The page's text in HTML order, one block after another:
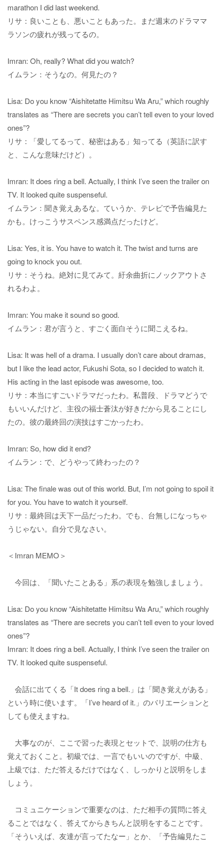
marathon I did last weekend.
リサ：良いことも、悪いこともあった。まだ週末のドラママ
ラソンの疲れが残ってるの。
Imran: Oh, really? What did you watch?
イムラン：そうなの。何見たの？
Lisa: Do you know “Aishitetatte Himitsu Wa Aru,” which roughly
translates as “There are secrets you can’t tell even to your loved
ones”?
リサ：「愛してるって、秘密はある」知ってる（英語に訳す
と、こんな意味だけど）。
Imran: It does ring a bell. Actually, I think I’ve seen the trailer on
TV. It looked quite suspenseful.
イムラン：聞き覚えあるな。ていうか、テレビで予告編見た
かも。けっこうサスペンス感満点だったけど。
Lisa: Yes, it is. You have to watch it. The twist and turns are
going to knock you out.
リサ：そうね。絶対に見てみて。紆余曲折にノックアウトさ
れるわよ。
Imran: You make it sound so good.
イムラン：君が言うと、すごく面白そうに聞こえるね。
Lisa: It was hell of a drama. I usually don’t care about dramas,
but I like the lead actor, Fukushi Sota, so I decided to watch it.
His acting in the last episode was awesome, too.
リサ：本当にすごいドラマだったわ。私普段、ドラマどうで
もいいんだけど、主役の福士蒼汰が好きだから見ることにし
たの。彼の最終回の演技はすごかったわ。
Imran: So, how did it end?
イムラン：で、どうやって終わったの？
Lisa: The finale was out of this world. But, I’m not going to spoil it
for you. You have to watch it yourself.
リサ：最終回は天下一品だったわ。でも、台無しになっちゃ
うじゃない。自分で見なさい。
＜Imran MEMO＞
今回は、「聞いたことある」系の表現を勉強しましょう。
Lisa: Do you know “Aishitetatte Himitsu Wa Aru,” which roughly
translates as “There are secrets you can’t tell even to your loved
ones”?
Imran: It does ring a bell. Actually, I think I’ve seen the trailer on
TV. It looked quite suspenseful.
会話に出てくる「It does ring a bell.」は「聞き覚えがある」
という時に使います。「I’ve heard of it.」のバリエーションと
しても使えますね。
大事なのが、ここで習った表現とセットで、説明の仕方も
覚えておくこと。初級では、一言でもいいのですが、中級、
上級では、ただ答えるだけではなく、しっかりと説明をしま
しょう。
コミュニケーションで重要なのは、ただ相手の質問に答え
ることではなく、答えてからきちんと説明をすることです。
「そういえば、友達が言ってたなー」とか、「予告編見たこ